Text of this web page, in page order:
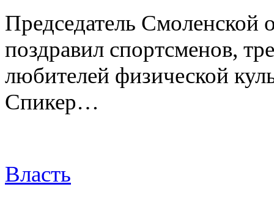
Председатель
поздравил спортсменов,
любителей физической
Спикер…
Власть